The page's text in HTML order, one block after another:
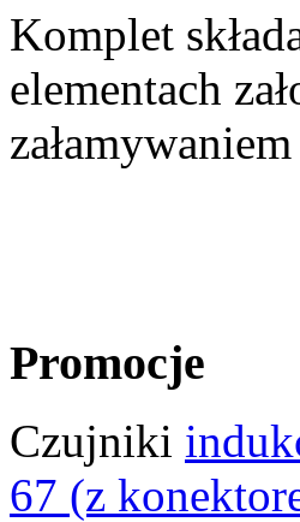
Komplet
elementach
Promocje
Czujniki
67 (z